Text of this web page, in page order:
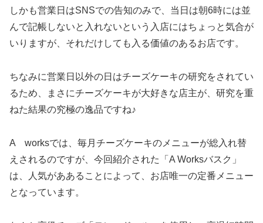
しかも営業日はSNSでの告知のみで、当日は朝6時には並
んで記帳しないと入れないという入店にはちょっと気合が
いりますが、それだけしても入る価値のあるお店です。
ちなみに営業日以外の日はチーズケーキの研究をされてい
るため、まさにチーズケーキが大好きな店主が、研究を重
ねた結果の究極の逸品ですね♪
A worksでは、毎月チーズケーキのメニューが総入れ替
えされるのですが、今回紹介された「A Worksバスク」
は、人気がああることによって、お店唯一の定番メニュー
となっています。